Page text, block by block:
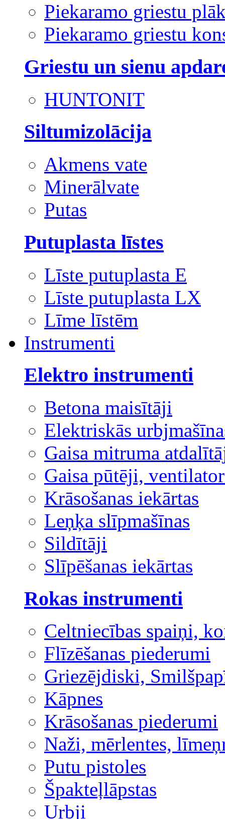
Piekaramo griestu
Piekaramo griestu
Griestu un sienu
HUNTONIT
Siltumizolācija
Akmens vate
Minerālvate
Putas
Putuplasta līstes
Līste putuplasta E
Līste putuplasta LX
Līme līstēm
Instrumenti
Elektro instrumenti
Betona maisītāji
Elektriskās
Gaisa mitruma
Gaisa pūtēji,
Krāsošanas iekārtas
Leņķa slīpmašīnas
Sildītāji
Slīpēšanas iekārtas
Rokas instrumenti
Celtniecības spaiņi,
Flīzēšanas piederumi
Griezējdiski,
Kāpnes
Krāsošanas piederumi
Naži, mērlentes,
Putu pistoles
Špakteļlāpstas
Urbji